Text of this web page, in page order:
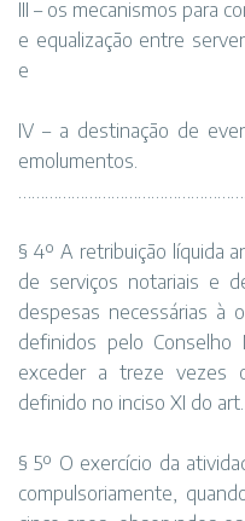
III – os mecanismos para
e equalização entre
e
IV – a destinação de
emolumentos.
§ 4º A retribuição líquida
de serviços notariais e
despesas necessárias à
definidos pelo Conselho
exceder a treze vezes
definido no inciso XI do
§ 5º O exercício da
compulsoriamente,